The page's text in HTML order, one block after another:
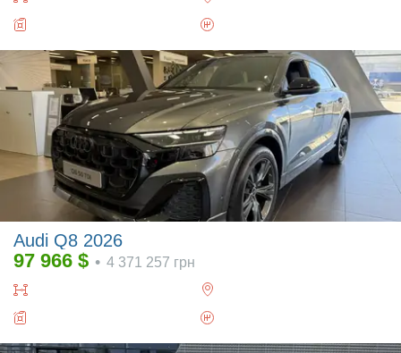
Audi Q8 2026
97 966 $ • 4 371 257 грн